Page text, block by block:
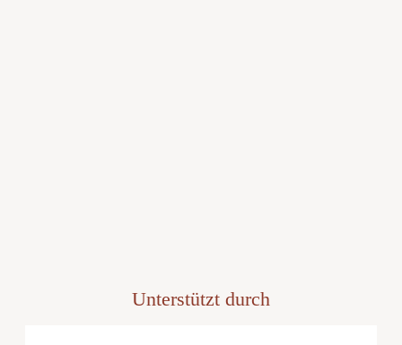
Unterstützt durch